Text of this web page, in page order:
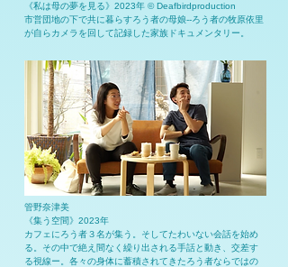
《私は母の夢を見る》2023年 © Deafbirdproduction
市営団地の下で共に暮らすろう者の母娘--ろう者の牧原依里
が自らカメラを回して記録した家族ドキュメンタリー。
管野奈津美
《集う空間》2023年
カフェにろう者３名が集う。そしてたわいない会話を始め
る。その中で絶え間なく繰り出される手話と動き、交差す
る視線ー。各々の身体に蓄積されてきたろう者ならではの